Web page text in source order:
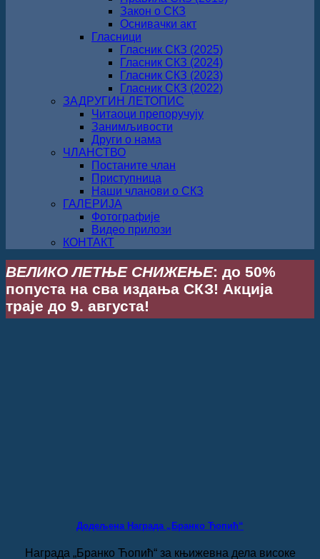
Закон о СКЗ
Оснивачки акт
Гласници
Гласник СКЗ (2025)
Гласник СКЗ (2024)
Гласник СКЗ (2023)
Гласник СКЗ (2022)
ЗАДРУГИН ЛЕТОПИС
Читаоци препоручују
Занимљивости
Други о нама
ЧЛАНСТВО
Постаните члан
Приступница
Наши чланови о СКЗ
ГАЛЕРИЈА
Фотографије
Видео прилози
КОНТАКТ
ВЕЛИКО ЛЕТЊЕ СНИЖЕЊЕ: до 50%
попуста на сва издања СКЗ! Акција
траје до 9. августа!
Додељена Награда „Бранко Ћопић“
Награда „Бранко Ћопић“ за књижевна дела високе